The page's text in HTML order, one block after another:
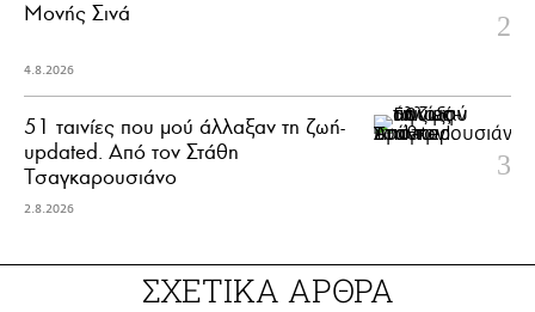
Μονής Σινά
4.8.2026
51 ταινίες που μού άλλαξαν τη ζωή-
updated. Aπό τον Στάθη
Τσαγκαρουσιάνο
2.8.2026
ΣΧΕΤΙΚΑ ΑΡΘΡΑ